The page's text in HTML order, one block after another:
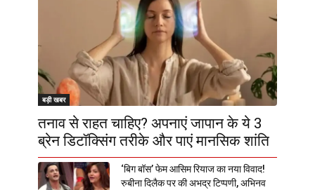
बड़ी खबर
तनाव से राहत चाहिए? अपनाएं जापान के ये 3
ब्रेन डिटॉक्सिंग तरीके और पाएं मानसिक शांति
‘बिग बॉस’ फेम आसिम रियाज का नया विवाद!
रुबीना दिलैक पर की अभद्र टिप्पणी, अभिनव